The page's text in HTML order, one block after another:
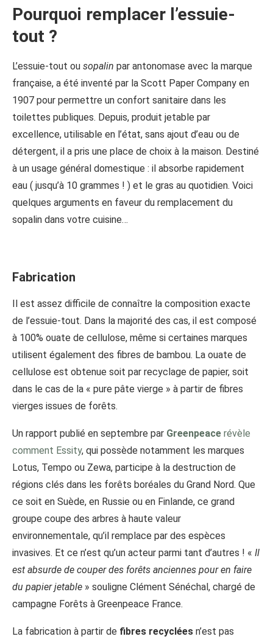
Pourquoi remplacer l’essuie-
tout ?
L’essuie-tout ou sopalin par antonomase avec la marque
française, a été inventé par la Scott Paper Company en
1907 pour permettre un confort sanitaire dans les
toilettes publiques. Depuis, produit jetable par
excellence, utilisable en l’état, sans ajout d’eau ou de
détergent, il a pris une place de choix à la maison. Destiné
à un usage général domestique : il absorbe rapidement
eau ( jusqu’à 10 grammes ! ) et le gras au quotidien. Voici
quelques arguments en faveur du remplacement du
sopalin dans votre cuisine…
Fabrication
Il est assez difficile de connaître la composition exacte
de l’essuie-tout. Dans la majorité des cas, il est composé
à 100% ouate de cellulose, même si certaines marques
utilisent également des fibres de bambou. La ouate de
cellulose est obtenue soit par recyclage de papier, soit
dans le cas de la « pure pâte vierge » à partir de fibres
vierges issues de forêts.
Un rapport publié en septembre par Greenpeace révèle
comment Essity, qui possède notamment les marques
Lotus, Tempo ou Zewa, participe à la destruction de
régions clés dans les forêts boréales du Grand Nord. Que
ce soit en Suède, en Russie ou en Finlande, ce grand
groupe coupe des arbres à haute valeur
environnementale, qu’il remplace par des espèces
invasives. Et ce n’est qu’un acteur parmi tant d’autres ! « Il
est absurde de couper des forêts anciennes pour en faire
du papier jetable » souligne Clément Sénéchal, chargé de
campagne Forêts à Greenpeace France.
La fabrication à partir de fibres recyclées n’est pas